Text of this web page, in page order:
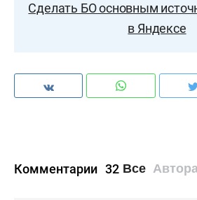
Сделать БО основным
в Яндексе
Комментарии 32 Все